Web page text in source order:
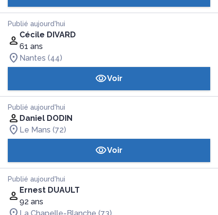
Publié aujourd'hui
Cécile DIVARD
61 ans
Nantes (44)
Voir
Publié aujourd'hui
Daniel DODIN
Le Mans (72)
Voir
Publié aujourd'hui
Ernest DUAULT
92 ans